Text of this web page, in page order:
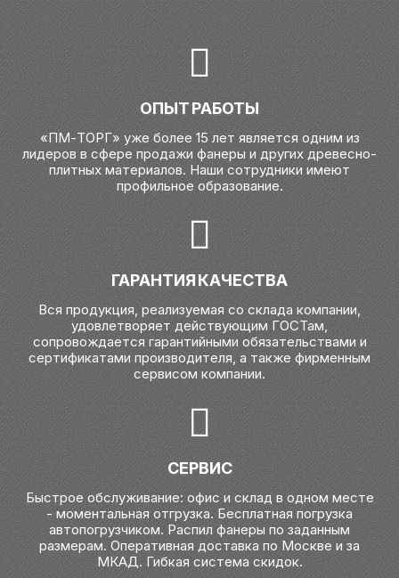
ОПЫТ РАБОТЫ
«ПМ-ТОРГ» уже более 15 лет является одним из
лидеров в сфере продажи фанеры и других древесно-
плитных материалов. Наши сотрудники имеют
профильное образование.
ГАРАНТИЯ КАЧЕСТВА
Вся продукция, реализуемая со склада компании,
удовлетворяет действующим ГОСТам,
сопровождается гарантийными обязательствами и
сертификатами производителя, а также фирменным
сервисом компании.
СЕРВИС
Быстрое обслуживание: офис и склад в одном месте
- моментальная отгрузка. Бесплатная погрузка
автопогрузчиком. Распил фанеры по заданным
размерам. Оперативная доставка по Москве и за
МКАД. Гибкая система скидок.